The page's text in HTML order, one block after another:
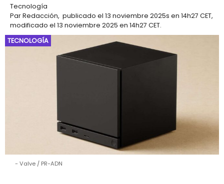
Tecnología
ParRedacción, publicado el 13 noviembre 2025s en 14h27 CET,
modificado el 13 noviembre 2025 en 14h27 CET.
TECNOLOGÍA
Valve / PR-ADN